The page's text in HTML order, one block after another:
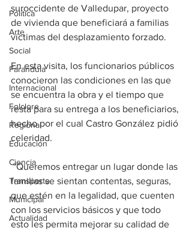
Política
Arte
Social
Farandula
Internacional
Folclore
Regional
Educación
Ciencia
Transporte
Municipal
Actualidad
suroccidente de Valledupar, proyecto
de vivienda que beneficiará a familias
víctimas del desplazamiento forzado.
En esta visita, los funcionarios públicos
conocieron las condiciones en las que
se encuentra la obra y el tiempo que
resta para su entrega a los beneficiarios,
hecho por el cual Castro González pidió
celeridad.
"Queremos entregar un lugar donde las
familias se sientan contentas, seguras,
que estén en la legalidad, que cuenten
con los servicios básicos y que todo
esto les permita mejorar su calidad de